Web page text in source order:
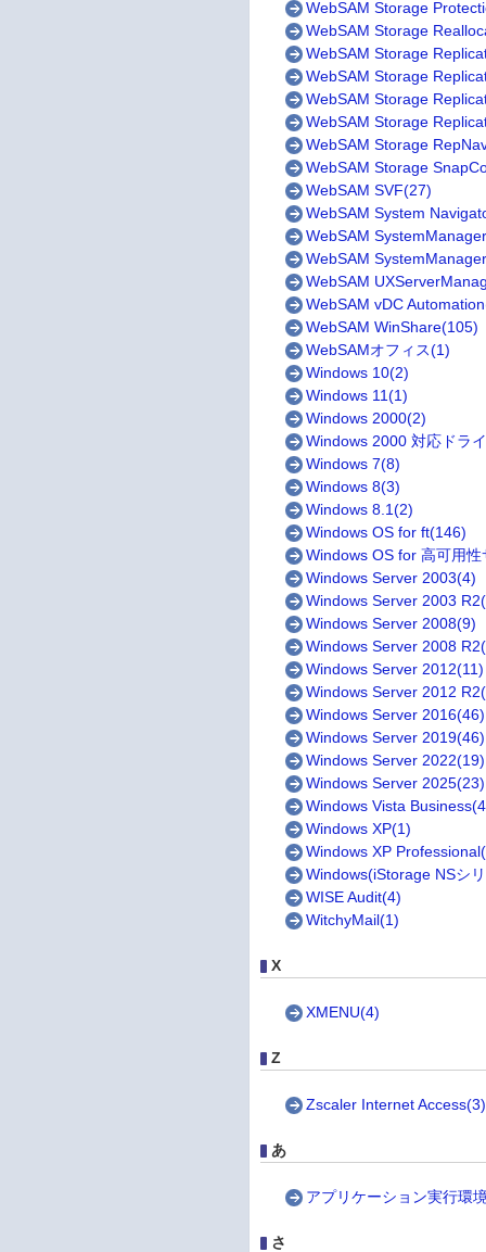
WebSAM Storage
WebSAM Storage
WebSAM Storage
WebSAM Storage
WebSAM Storage
WebSAM Storage
WebSAM Storage
WebSAM Storage
WebSAM SVF(27)
WebSAM System
WebSAM
WebSAM
WebSAM
WebSAM vDC
WebSAM WinShare(105)
WebSAMオフィス(1)
Windows 10(2)
Windows 11(1)
Windows 2000(2)
Windows 2000 対応ドラ
Windows 7(8)
Windows 8(3)
Windows 8.1(2)
Windows OS for ft(146)
Windows OS for 高可用
Windows Server 2003(4)
Windows Server 2003
Windows Server 2008(9)
Windows Server 2008
Windows Server 2012(11)
Windows Server 2012
Windows Server 2016(46)
Windows Server 2019(46)
Windows Server 2022(19)
Windows Server 2025(23)
Windows Vista
Windows XP(1)
Windows XP
Windows(iStorage NSシ
WISE Audit(4)
WitchyMail(1)
X
XMENU(4)
Z
Zscaler Internet Access(3)
あ
アプリケーション実行環
さ